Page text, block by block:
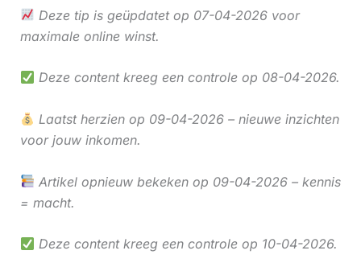
Deze tip is geüpdatet op 07-04-2026 voor
maximale online winst.
Deze content kreeg een controle op 08-04-2026.
Laatst herzien op 09-04-2026 – nieuwe inzichten
voor jouw inkomen.
Artikel opnieuw bekeken op 09-04-2026 – kennis
= macht.
Deze content kreeg een controle op 10-04-2026.